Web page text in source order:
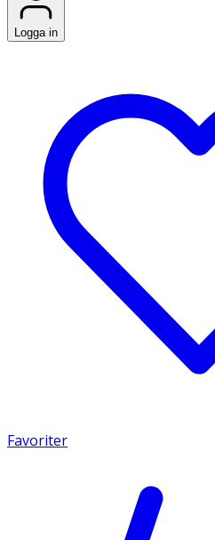
Logga in
Favoriter